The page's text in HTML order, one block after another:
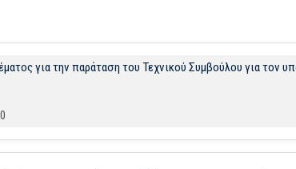
για την παράταση του Τεχνικού Συμβούλου για τον